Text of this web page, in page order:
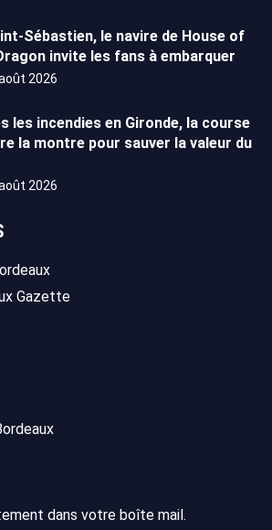
Sébastien, le navire de House of
invite les fans à embarquer
2026
les incendies en Gironde, la course
la montre pour sauver la valeur du
2026
Gazette
dans votre boîte mail.